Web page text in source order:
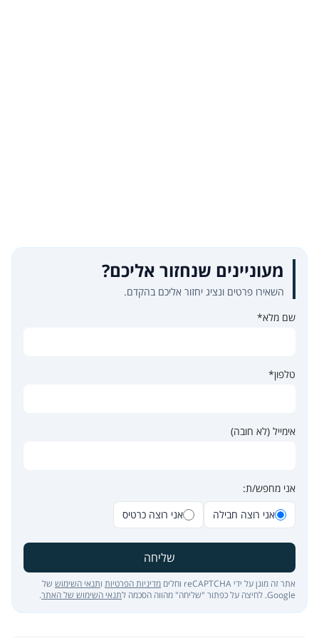
מעוניינים שנחזור אליכם?
השאירו פרטים ונציג יחזור אליכם בהקדם.
שם מלא*
טלפון*
אימייל (לא חובה)
אני מחפש/ת:
אני רוצה חבילה
אני רוצה כרטיס
שליחה
אתר זה מוגן על ידי reCAPTCHA וחלים מדיניות הפרטיות ותנאי השימוש של
Google. לחיצה על כפתור "שליחה" מהווה הסכמה ל
תנאי השימוש של האתר.